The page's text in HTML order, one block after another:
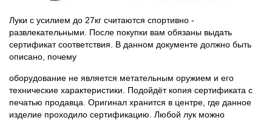
Луки с усилием до 27кг считаются спортивно -
развлекательными. После покупки вам обязаны выдать
сертификат соответствия. В данном документе должно быть
описано, почему
оборудование не является метательным оружием и его
технические характеристики. Подойдёт копия сертификата с
печатью продавца. Оригинал хранится в центре, где данное
изделие проходило сертификацию. Любой лук можно